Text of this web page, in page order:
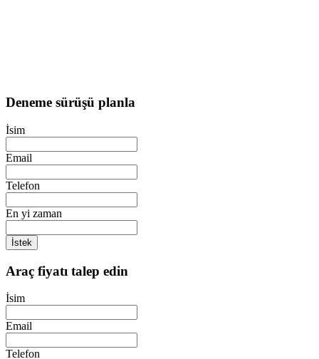
Deneme sürüşü planla
İsim
Email
Telefon
En yi zaman
İstek
Araç fiyatı talep edin
İsim
Email
Telefon